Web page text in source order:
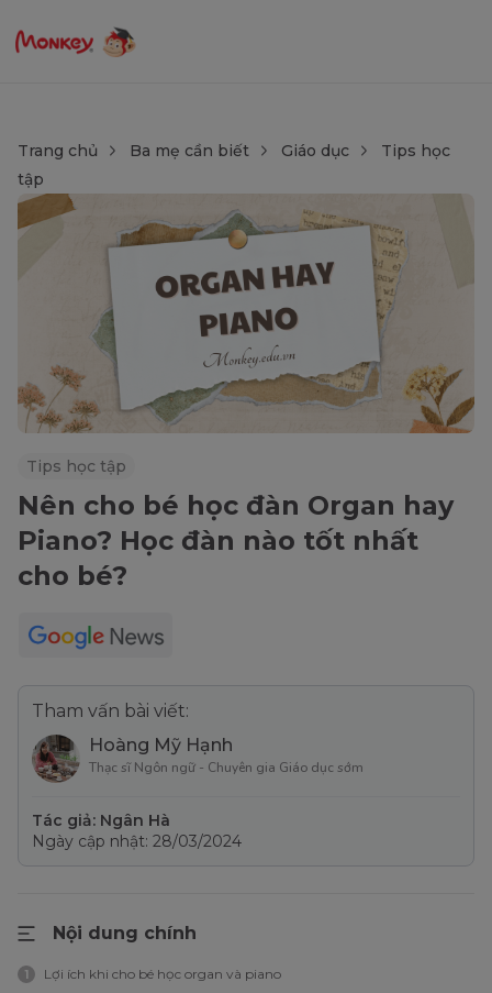
Trang chủ Ba mẹ cần biết Giáo dục
Tips học
tập
Tips học tập
Nên cho bé học đàn Organ hay
Piano? Học đàn nào tốt nhất
cho bé?
Tham vấn bài viết:
Hoàng Mỹ Hạnh
Thạc sĩ Ngôn ngữ - Chuyên gia Giáo dục sớm
Tác giả: Ngân Hà
Ngày cập nhật: 28/03/2024
Nội dung chính
1 Lợi ích khi cho bé học organ và piano